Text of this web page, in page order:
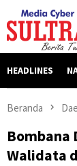
konten
HEADLINES
Beranda
Bombana
Walidata